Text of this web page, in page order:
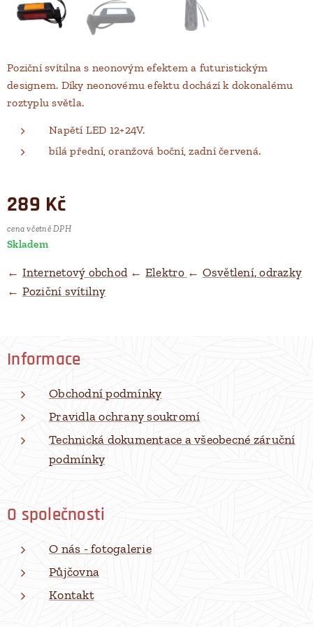
Poziční svítilna s neonovým efektem a futuristickým
designem. Díky neonovému efektu dochází k dokonalému
roztyplu světla.
Napětí LED 12+24V.
bílá přední, oranžová boční, zadní červená.
289 Kč
cena včetně DPH
Skladem
← Internetový obchod← Elektro ← Osvětlení, odrazky
← Poziční svítilny
Informace
Obchodní podmínky
Pravidla ochrany soukromí
Technická dokumentace a všeobecné záruční
podmínky
O společnosti
O nás - fotogalerie
Půjčovna
Kontakt